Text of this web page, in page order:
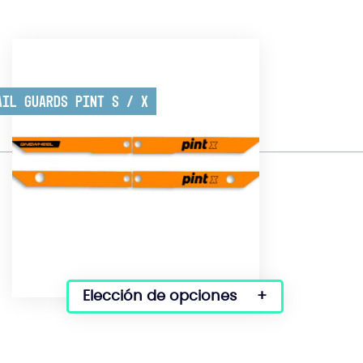
Guards Pint S / X
Elección de opciones
Este